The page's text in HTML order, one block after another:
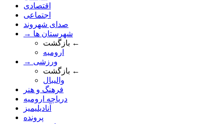
اقتصادی
اجتماعی
صدای شهروند
→ شهرستان ها
بازگشت ←
ارومیه
→ ورزشی
بازگشت ←
والیبال
فرهنگ و هنر
دریاچه ارومیه
آنادیلیمیز
پرونده